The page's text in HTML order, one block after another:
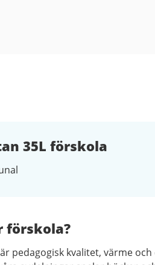
35L förskola
förskola?
pedagogisk kvalitet, värme